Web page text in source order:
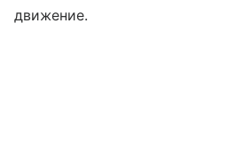
движение.